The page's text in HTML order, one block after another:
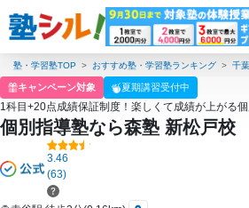
塾・学習塾TOP おすすめ塾・学習塾ランキング 千
キャンペーン対象 夏期講習受付中
1科目+20点成績保証制度！楽しくて成績が上がる
個別指導塾なら森塾 新松戸校
3.46
(63)